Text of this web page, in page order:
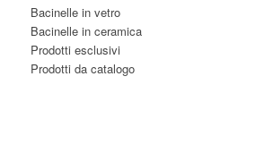
Bacinelle in vetro
Bacinelle in ceramica
Prodotti esclusivi
Prodotti da catalogo